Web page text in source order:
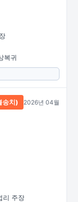
복귀
송치) 2026년 04월
리 주장